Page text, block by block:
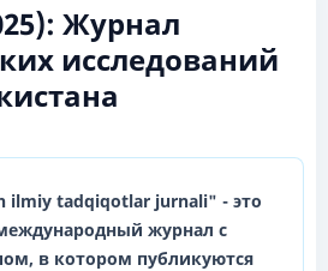
Журнал
исследований
ilmiy tadqiqotlar jurnali" - это
журнал с
в котором публикуются